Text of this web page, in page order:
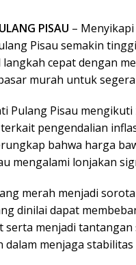
PISAU –
Pisau semakin
cepat dengan
murah untuk
Pulang Pisau
pengendalian
bahwa harga
mengalami lonjakan
merah menjadi
dinilai dapat
serta menjadi tantangan
dalam menjaga stabilitas